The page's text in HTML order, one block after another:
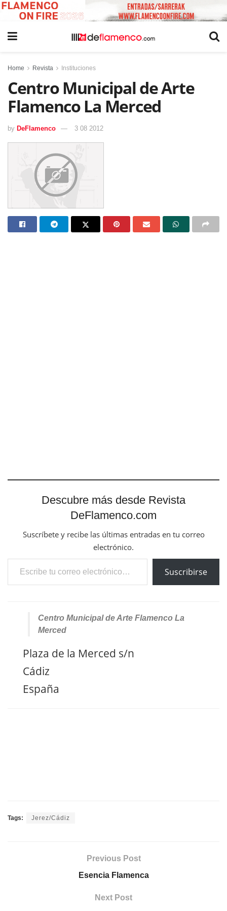
Home Revista Instituciones
Centro Municipal de Arte
Flamenco La Merced
by DeFlamenco 3 08 2012
Descubre más desde Revista
DeFlamenco.com
Suscríbete y recibe las últimas entradas en tu correo
electrónico.
Escribe tu correo electrónico…
Suscribirse
Centro Municipal de Arte Flamenco La
Merced
Plaza de la Merced s/n
Cádiz
España
Tags: Jerez/Cádiz
Previous Post
Esencia Flamenca
Next Post